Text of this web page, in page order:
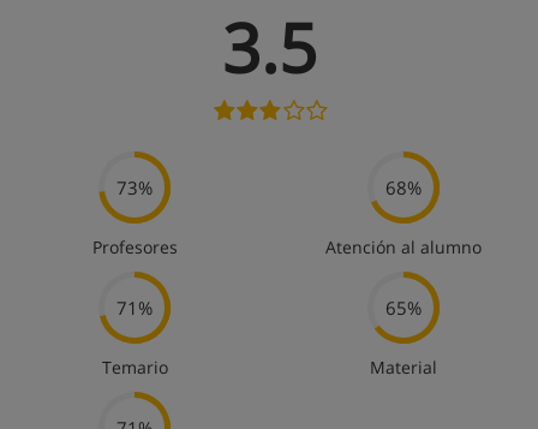
3.5
73%
Profesores
68%
Atención al alumno
71%
Temario
65%
Material